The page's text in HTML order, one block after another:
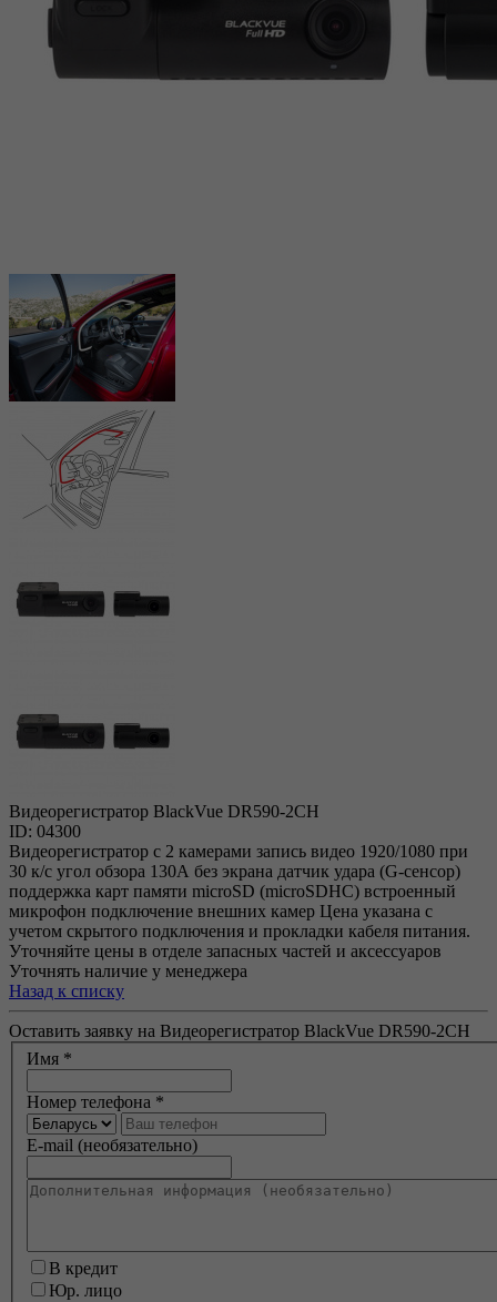
Видеорегистратор BlackVue DR590-2CH
ID: 04300
Видеорегистратор с 2 камерами запись видео 1920/1080 при
30 к/с угол обзора 130А без экрана датчик удара (G-сенсор)
поддержка карт памяти microSD (microSDHC) встроенный
микрофон подключение внешних камер Цена указана с
учетом скрытого подключения и прокладки кабеля питания.
Уточняйте цены в отделе запасных частей и аксессуаров
Уточнять наличие у менеджера
Назад к списку
Оставить заявку на Видеорегистратор BlackVue DR590-2CH
Имя *
Номер телефона *
E-mail (необязательно)
В кредит
Юр. лицо